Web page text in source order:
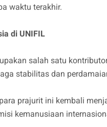
waktu terakhir.
di UNIFIL
salah satu
stabilitas dan
prajurit ini kembali
kemanusiaan